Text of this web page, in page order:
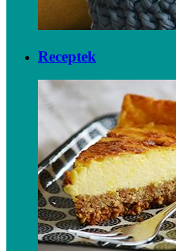
Receptek